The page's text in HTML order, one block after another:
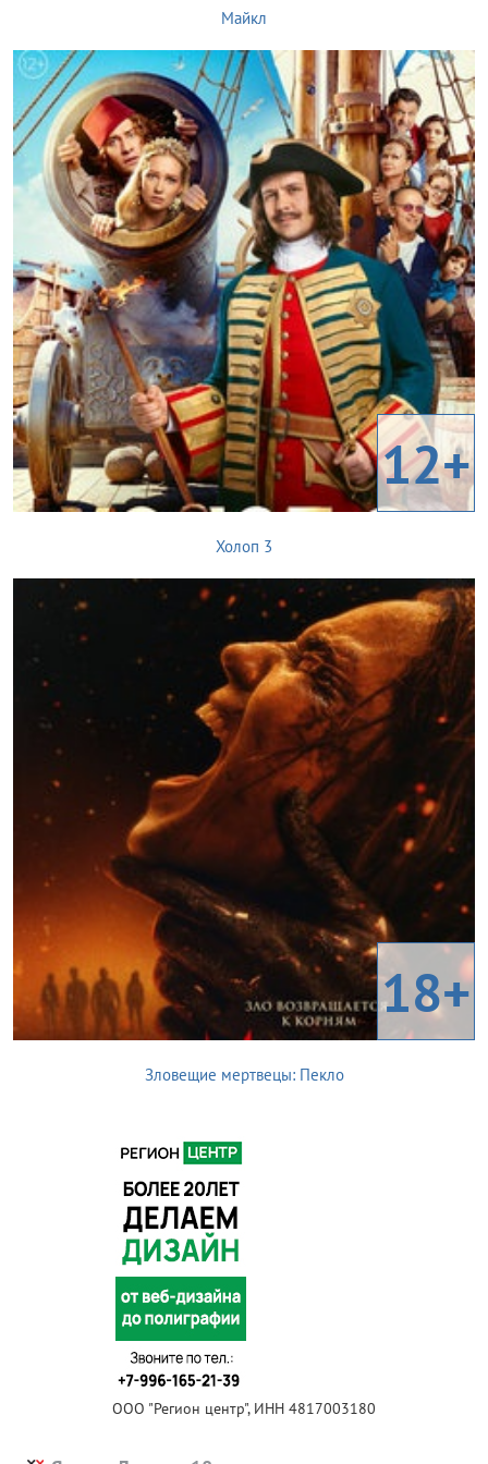
Майкл
12+
Холоп 3
18+
Зловещие мертвецы: Пекло
ООО "Регион центр", ИНН 4817003180